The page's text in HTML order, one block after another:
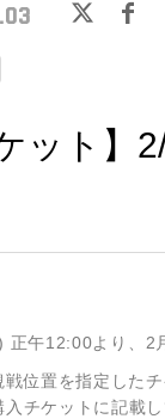
ット】
正午12:00より、2
位置を指定したチ
入チケットに記載